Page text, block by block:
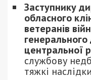
Заступнику
обласного
ветеранів
генерального
центральної
службову
тяжкі